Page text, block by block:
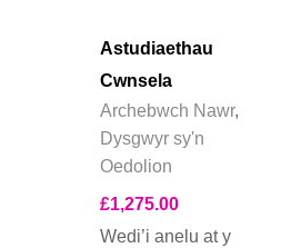
Astudiaethau
Cwnsela
Archebwch Nawr,
Dysgwyr sy'n
Oedolion
£1,275.00
Wedi’i anelu at y